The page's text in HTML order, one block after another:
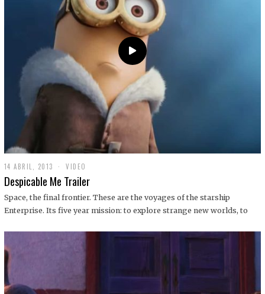
14 ABRIL, 2013
9
D
C
I
1
VIDEO
Despicable Me Trailer
Space, the final frontier. These are the voyages of the starship
Enterprise. Its five year mission: to explore strange new worlds, to